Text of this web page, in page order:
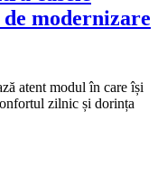
modernizare
atent modul în care își
zilnic și dorința